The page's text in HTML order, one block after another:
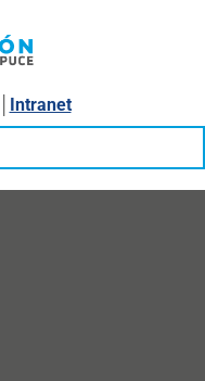
Intranet